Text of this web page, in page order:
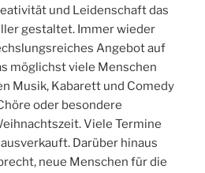
und Leidenschaft das
gestaltet. Immer wieder
Angebot auf
möglichst viele Menschen
Musik, Kabarett und Comedy
oder besondere
Viele Termine
Darüber hinaus
neue Menschen für die